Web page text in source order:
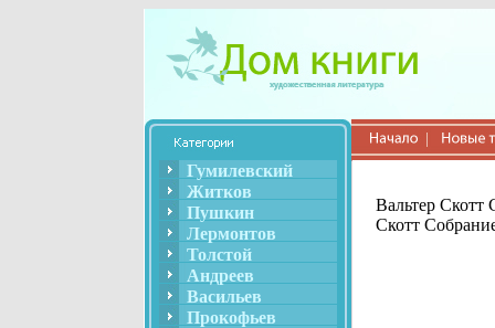
Гумилевский
Житков
Пушкин
Лермонтов
Толстой
Андреев
Васильев
Прокофьев
Вальтер Скотт
Скотт